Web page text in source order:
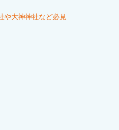
や大神神社など必見